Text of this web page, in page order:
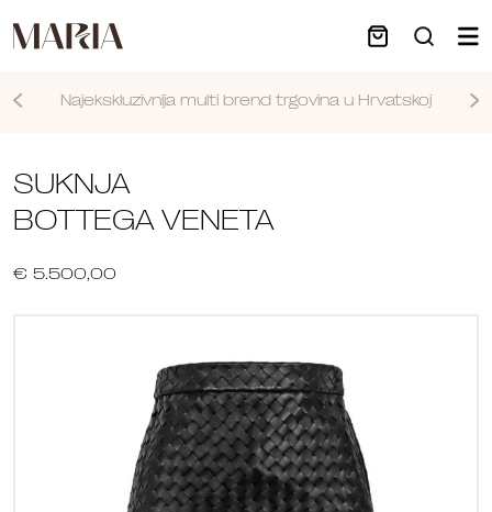
Najekskluzivnija multi brend trgovina u Hrvatskoj
SUKNJA
BOTTEGA VENETA
€ 5.500,00